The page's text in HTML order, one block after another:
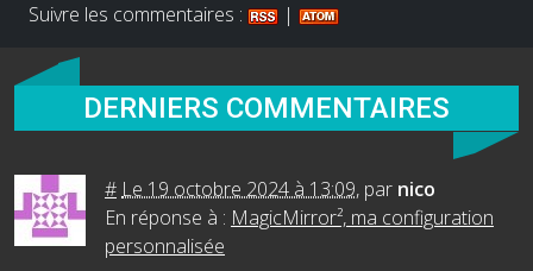
Suivre les commentaires : |
DERNIERS COMMENTAIRES
# Le 19 octobre 2024 à 13:09, par nico
En réponse à : MagicMirror², ma configuration
personnalisée